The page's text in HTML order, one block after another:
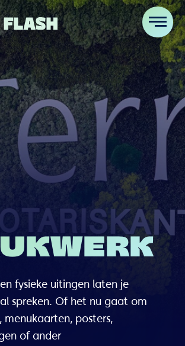
fysieke uitingen laten je
spreken. Of het nu gaat om
menukaarten, posters,
of ander